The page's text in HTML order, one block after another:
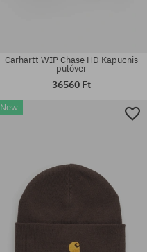
Carhartt WIP Chase HD Kapucnis
pulóver
36560 Ft
New